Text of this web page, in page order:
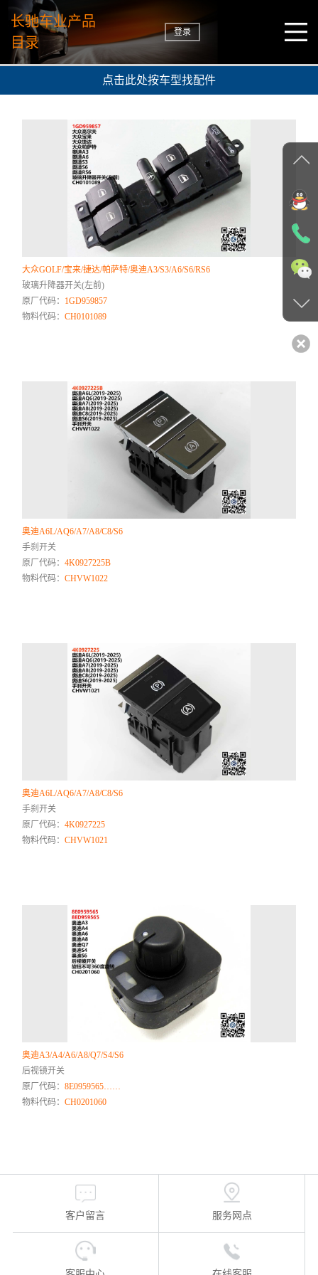
长驰车业产品
目录
登录
点击此处按车型找配件
大众GOLF/宝来/捷达/帕萨特/奥迪A3/S3/A6/S6/RS6
玻璃升降器开关(左前)
原厂代码： 1GD959857
物料代码：CH0101089
奥迪A6L/AQ6/A7/A8/C8/S6
手刹开关
原厂代码：4K0927225B
物料代码：CHVW1022
奥迪A6L/AQ6/A7/A8/C8/S6
手刹开关
原厂代码：4K0927225
物料代码：CHVW1021
奥迪A3/A4/A6/A8/Q7/S4/S6
后视镜开关
原厂代码：8E0959565……
物料代码：CH0201060
客户留言 服务网点